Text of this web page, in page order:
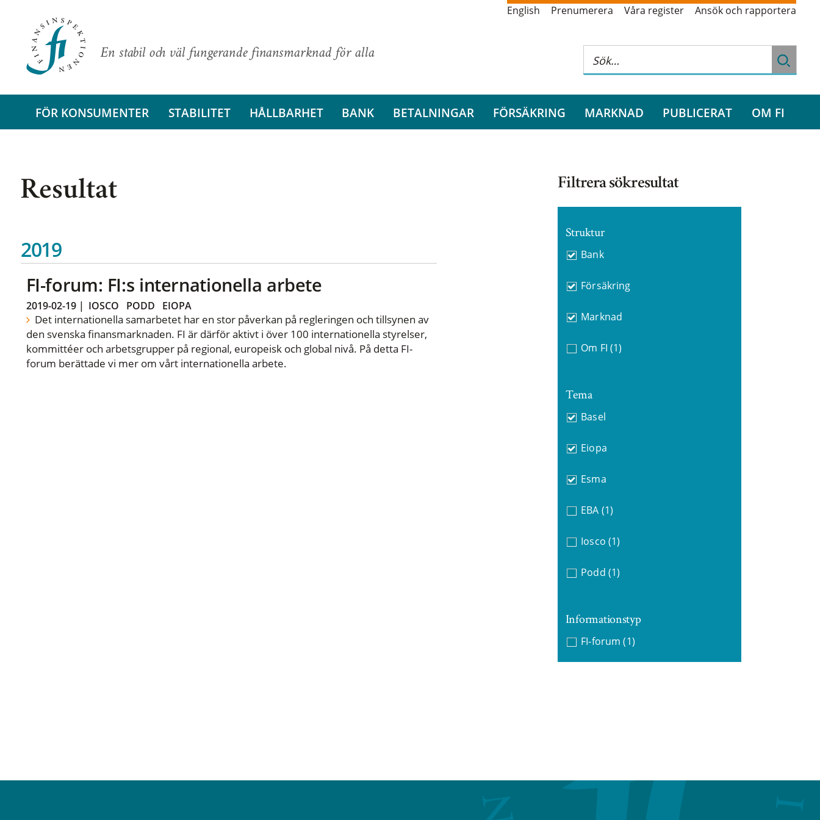
En stabil och väl fungerande finansmarknad för alla
English Prenumerera Våra register Ansök och rapportera
FÖR KONSUMENTER STABILITET HÅLLBARHET BANK BETALNINGAR FÖRSÄKRING MARKNAD PUBLICERAT OM FI
Resultat
2019
FI-forum: FI:s internationella arbete
2019-02-19| IOSCO PODD EIOPA
Det internationella samarbetet har en stor påverkan på regleringen och tillsynen av
den svenska finansmarknaden. FI är därför aktivt i över 100 internationella styrelser,
kommittéer och arbetsgrupper på regional, europeisk och global nivå. På detta FI-
forum berättade vi mer om vårt internationella arbete.
Filtrera sökresultat
Struktur
Bank
Försäkring
Marknad
Om FI (1)
Tema
Basel
Eiopa
Esma
EBA (1)
Iosco (1)
Podd (1)
Informationstyp
FI-forum (1)